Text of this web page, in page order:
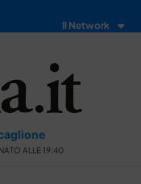
Il Network
ALLE 19:40